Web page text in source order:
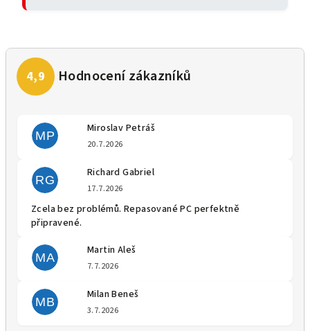
MP
Miroslav Petráš
20.7.2026
RG
Richard Gabriel
17.7.2026
Zcela bez problémů. Repasované PC perfektně
připravené.
MA
Martin Aleš
7.7.2026
MB
Milan Beneš
3.7.2026